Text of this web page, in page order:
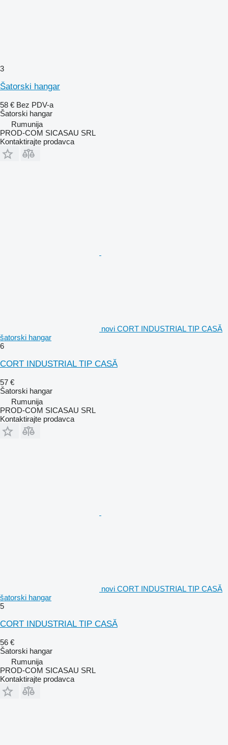
3
Šatorski hangar
58 € Bez PDV-a
Šatorski hangar
Rumunija
PROD-COM SICASAU SRL
Kontaktirajte prodavca
novi CORT INDUSTRIAL TIP CASĂ
šatorski hangar
6
CORT INDUSTRIAL TIP CASĂ
57 €
Šatorski hangar
Rumunija
PROD-COM SICASAU SRL
Kontaktirajte prodavca
novi CORT INDUSTRIAL TIP CASĂ
šatorski hangar
5
CORT INDUSTRIAL TIP CASĂ
56 €
Šatorski hangar
Rumunija
PROD-COM SICASAU SRL
Kontaktirajte prodavca